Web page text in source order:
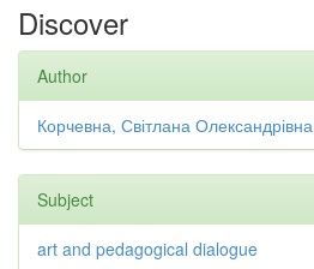
Discover
Author
Корчевна, Світлана Олександрівна
Subject
art and pedagogical dialogue